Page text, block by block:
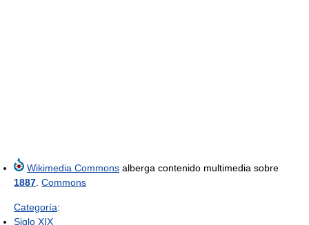
Wikimedia Commons alberga contenido multimedia sobre
1887 Commons
Categoría:
Siglo XIX